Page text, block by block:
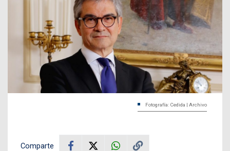
Fotografía: Cedida | Archivo
Comparte